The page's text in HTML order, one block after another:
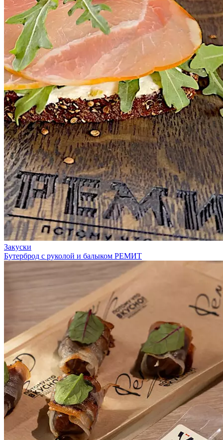
Закуски
Бутерброд с руколой и балыком РЕМИТ